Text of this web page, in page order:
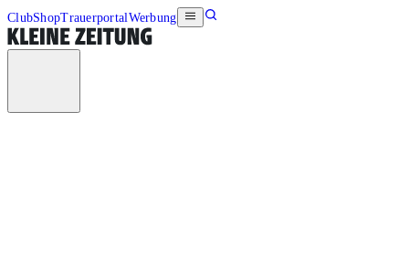
ClubShopTrauerportalWerbung